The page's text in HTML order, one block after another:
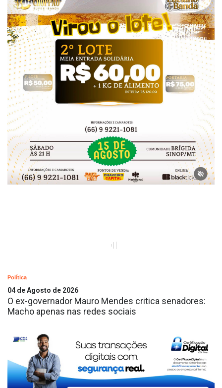
Política
04 de Agosto de 2026
O ex-governador Mauro Mendes critica senadores:
Macho apenas nas redes sociais